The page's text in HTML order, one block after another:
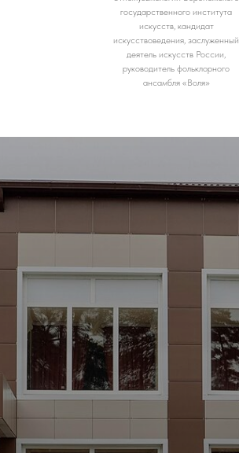
государственного института
искусств, кандидат
искусствоведения, заслуженный
деятель искусств России,
руководитель фольклорного
ансамбля «Воля»